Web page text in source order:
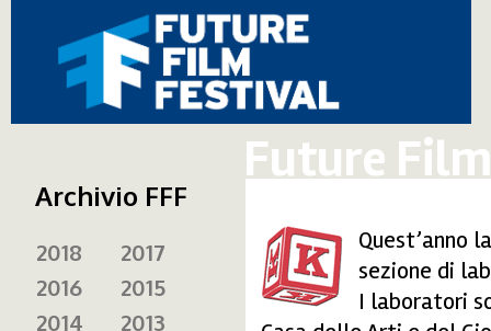
Future
kids.gif
Quest’anno
sezione di
I laboratori
Archivio FFF
2018
2017
2016
2015
2014
2013